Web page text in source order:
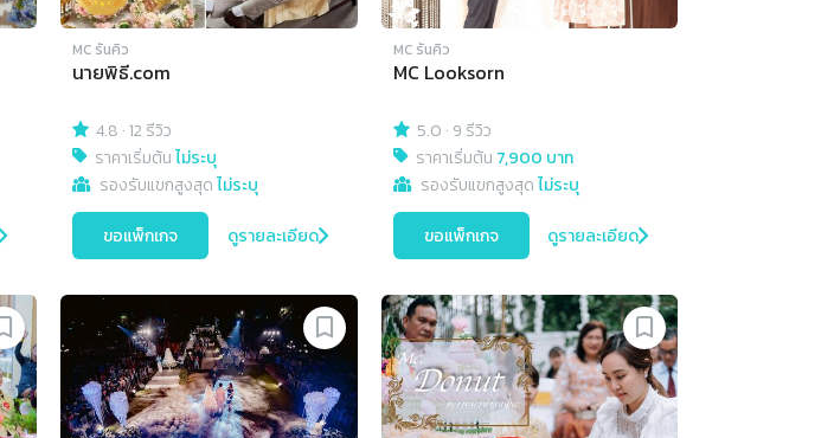
MC รันคิว
นายพิธี.com
4.8 ·12 รีวิว
ราคาเริ่มต้นไม่ระบุ
รองรับแขกสูงสุดไม่ระบุ
ขอแพ็กเกจ ดูรายละเอียด
MC รันคิว
MC Looksorn
5.0 · 9 รีวิว
ราคาเริ่มต้น 7,900 บาท
รองรับแขกสูงสุดไม่ระบุ
ขอแพ็กเกจ ดูรายละเอียด